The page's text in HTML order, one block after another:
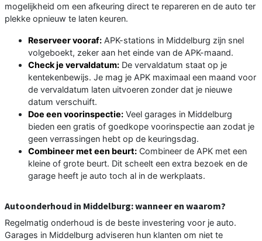
mogelijkheid om een afkeuring direct te repareren en de auto ter
plekke opnieuw te laten keuren.
Reserveer vooraf: APK-stations in Middelburg zijn snel
volgeboekt, zeker aan het einde van de APK-maand.
Check je vervaldatum: De vervaldatum staat op je
kentekenbewijs. Je mag je APK maximaal een maand voor
de vervaldatum laten uitvoeren zonder dat je nieuwe
datum verschuift.
Doe een voorinspectie: Veel garages in Middelburg
bieden een gratis of goedkope voorinspectie aan zodat je
geen verrassingen hebt op de keuringsdag.
Combineer met een beurt: Combineer de APK met een
kleine of grote beurt. Dit scheelt een extra bezoek en de
garage heeft je auto toch al in de werkplaats.
Autoonderhoud in Middelburg: wanneer en waarom?
Regelmatig onderhoud is de beste investering voor je auto.
Garages in Middelburg adviseren hun klanten om niet te